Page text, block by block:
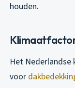
houden.
Het
voor